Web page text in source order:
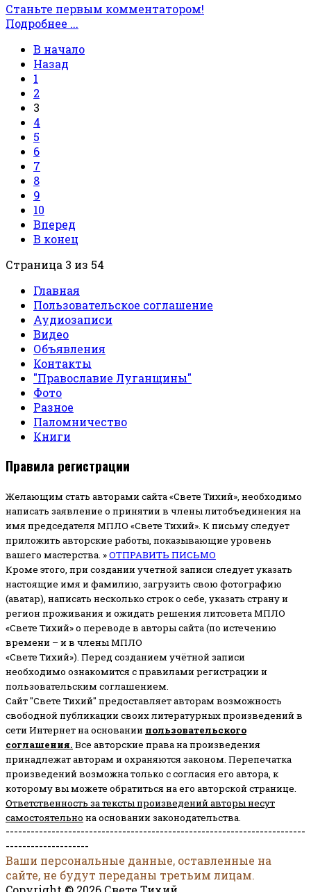
Станьте первым комментатором!
Подробнее ...
В начало
Назад
1
2
3
4
5
6
7
8
9
10
Вперед
В конец
Страница 3 из 54
Главная
Пользовательское соглашение
Аудиозаписи
Видео
Объявления
Контакты
"Православие Луганщины"
Фото
Разное
Паломничество
Книги
Правила регистрации
Желающим стать авторами сайта «Свете Тихий», необходимо
написать заявление о принятии в члены литобъединения на
имя председателя МПЛО «Свете Тихий». К письму следует
приложить авторские работы, показывающие уровень
вашего мастерства. »ОТПРАВИТЬ ПИСЬМО
Кроме этого, при создании учетной записи следует указать
настоящие имя и фамилию, загрузить свою фотографию
(аватар), написать несколько строк о себе, указать страну и
регион проживания и ожидать решения литсовета МПЛО
«Свете Тихий» о переводе в авторы сайта (по истечению
времени – и в члены МПЛО
«Свете Тихий»). Перед созданием учётной записи
необходимо ознакомится с правилами регистрации и
пользовательским соглашением.
Сайт "Свете Тихий" предоставляет авторам возможность
свободной публикации своих литературных произведений в
сети Интернет на основании пользовательского
соглашения. Все авторские права на произведения
принадлежат авторам и охраняются законом. Перепечатка
произведений возможна только с согласия его автора, к
которому вы можете обратиться на его авторской странице.
Ответственность за тексты произведений авторы несут
самостоятельно на основании законодательства.
------------------------------------------------------------------------
--------------------
Ваши персональные данные, оставленные на
сайте, не будут переданы третьим лицам.